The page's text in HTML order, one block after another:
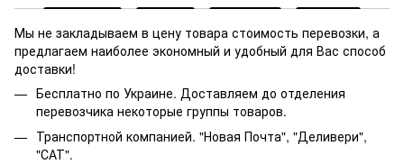
Мы не закладываем в цену товара стоимость перевозки, а
предлагаем наиболее экономный и удобный для Вас способ
доставки!
Бесплатно по Украине. Доставляем до отделения
перевозчика некоторые группы товаров.
Транспортной компанией. "Новая Почта", "Деливери",
"САТ".